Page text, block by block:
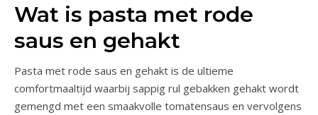
Wat is pasta met rode
saus en gehakt
Pasta met rode saus en gehakt is de ultieme
comfortmaaltijd waarbij sappig rul gebakken gehakt wordt
gemengd met een smaakvolle tomatensaus en vervolgens